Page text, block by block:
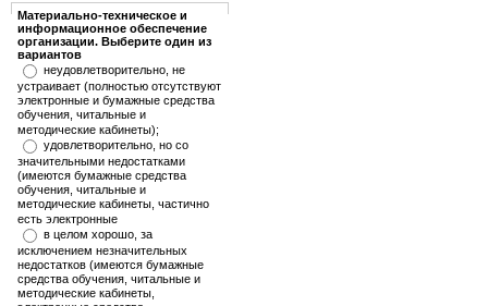
Материально-техническое и
информационное обеспечение
организации. Выберите один из
вариантов
неудовлетворительно, не
устраивает (полностью отсутствуют
электронные и бумажные средства
обучения, читальные и
методические кабинеты);
удовлетворительно, но со
значительными недостатками
(имеются бумажные средства
обучения, читальные и
методические кабинеты, частично
есть электронные
в целом хорошо, за
исключением незначительных
недостатков (имеются бумажные
средства обучения, читальные и
методические кабинеты,